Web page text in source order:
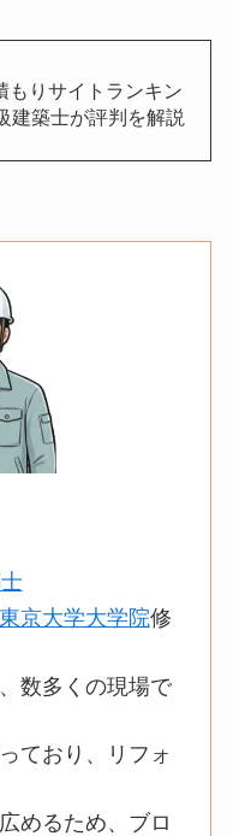
もりサイトランキン
建築士が評判を解説
東京大学大学院修
数多くの現場で
ており、リフォ
めるため、ブロ